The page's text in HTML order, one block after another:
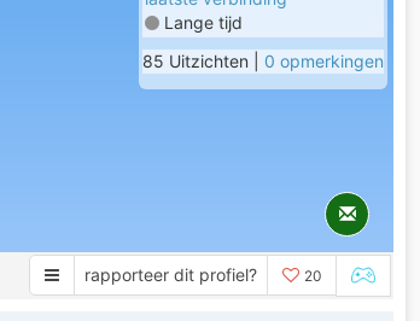
Lange tijd
85 Uitzichten | 0 opmerkingen
rapporteer dit profiel? 20